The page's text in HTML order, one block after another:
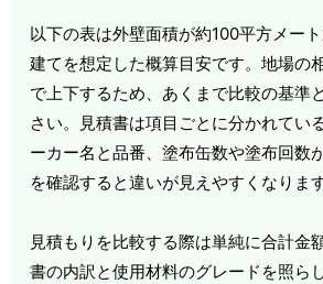
以下の表は外壁面積が約100平方メー
建てを想定した概算目安です。地場の
で上下するため、あくまで比較の基準
さい。見積書は項目ごとに分かれてい
ーカー名と品番、塗布缶数や塗布回数
を確認すると違いが見えやすくなります
見積もりを比較する際は単純に合計金
書の内訳と使用材料のグレードを照ら